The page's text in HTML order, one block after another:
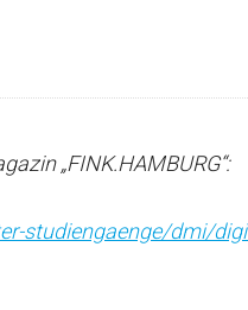
„FINK.HAMBURG“:
studiengaenge/dmi/